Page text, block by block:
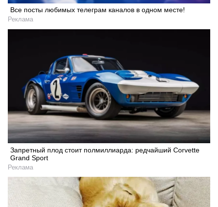
Все посты любимых телеграм каналов в одном месте!
Реклама
Запретный плод стоит полмиллиарда: редчайший Corvette
Grand Sport
Реклама